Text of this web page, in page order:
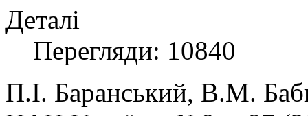
Деталі
Перегляди: 10840
П.І. Баранський, В.М.